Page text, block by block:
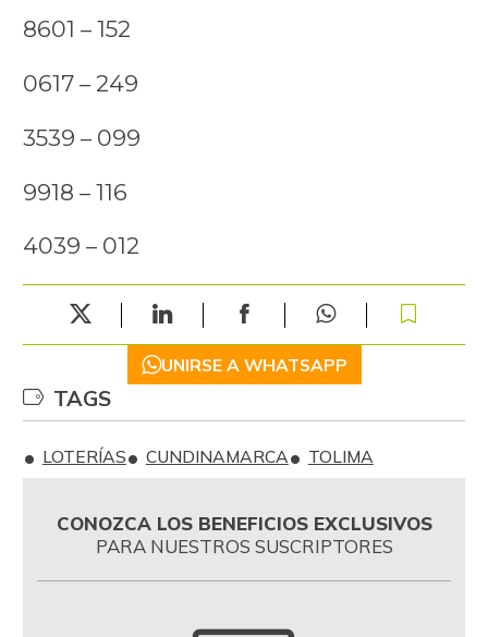
8601 – 152
0617 – 249
3539 – 099
9918 – 116
4039 – 012
UNIRSE A WHATSAPP
TAGS
LOTERÍAS CUNDINAMARCA TOLIMA
CONOZCA LOS BENEFICIOS EXCLUSIVOS
PARA NUESTROS SUSCRIPTORES